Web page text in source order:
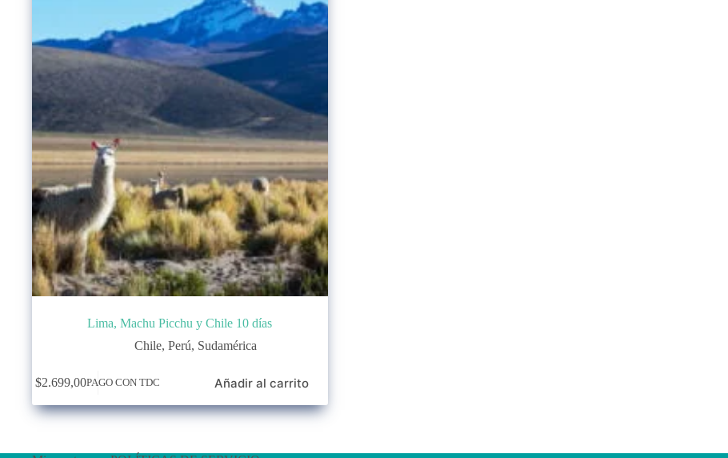
Lima, Machu Picchu y Chile 10 días
Chile,Perú, Sudamérica
$2.699,00PAGO CON TDC Añadir al carrito